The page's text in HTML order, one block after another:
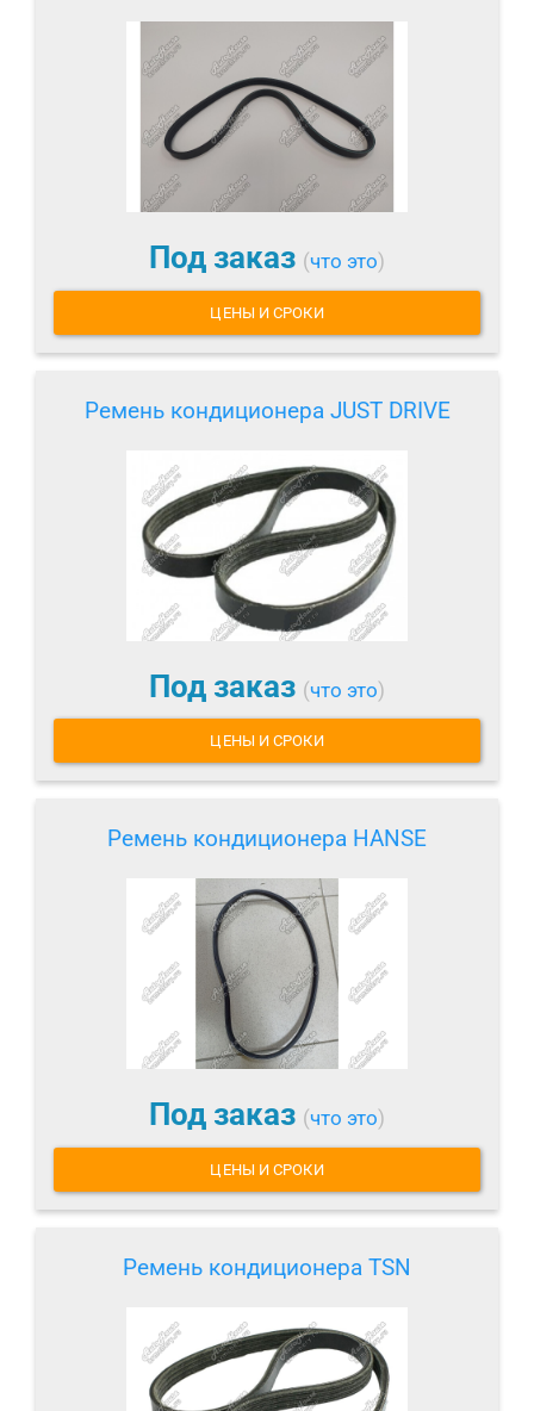
Под заказ (что это)
ЦЕНЫ И СРОКИ
Ремень кондиционера JUST DRIVE
Под заказ (что это)
ЦЕНЫ И СРОКИ
Ремень кондиционера HANSE
Под заказ (что это)
ЦЕНЫ И СРОКИ
Ремень кондиционера TSN